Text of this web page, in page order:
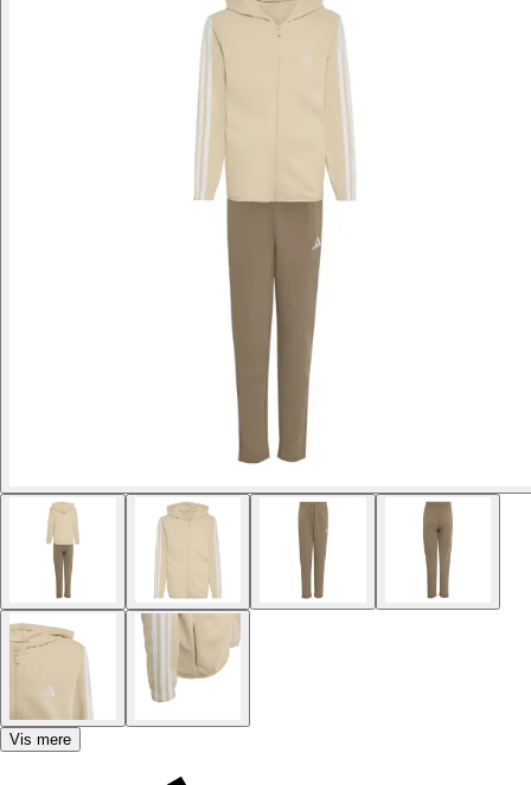
Vis mere